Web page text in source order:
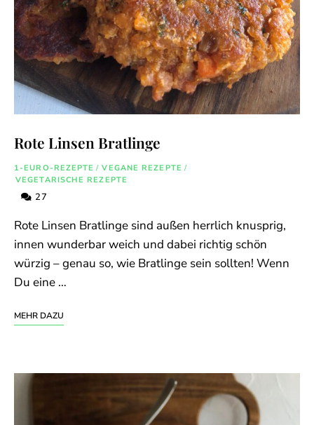
Rote Linsen Bratlinge
1-EURO-REZEPTE / VEGANE REZEPTE /
VEGETARISCHE REZEPTE
27
Rote Linsen Bratlinge sind außen herrlich knusprig,
innen wunderbar weich und dabei richtig schön
würzig – genau so, wie Bratlinge sein sollten! Wenn
Du eine …
MEHR DAZU